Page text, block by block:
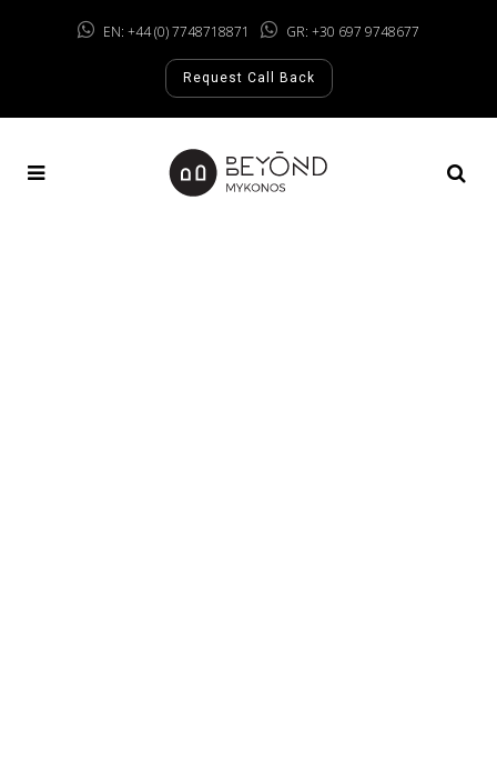
EN: +44 (0) 7748718871 GR: +30 697 9748677
Request Call Back